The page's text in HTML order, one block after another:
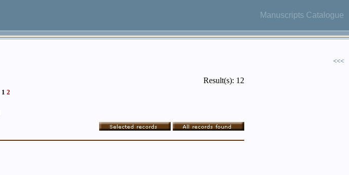
Manuscripts Catalogue
<<<
Result(s): 12
1 2